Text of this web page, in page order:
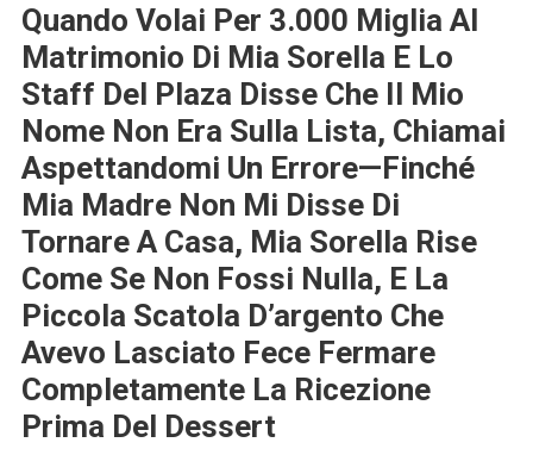
Quando Volai Per 3.000 Miglia Al
Matrimonio Di Mia Sorella E Lo
Staff Del Plaza Disse Che Il Mio
Nome Non Era Sulla Lista, Chiamai
Aspettandomi Un Errore—Finché
Mia Madre Non Mi Disse Di
Tornare A Casa, Mia Sorella Rise
Come Se Non Fossi Nulla, E La
Piccola Scatola D’argento Che
Avevo Lasciato Fece Fermare
Completamente La Ricezione
Prima Del Dessert